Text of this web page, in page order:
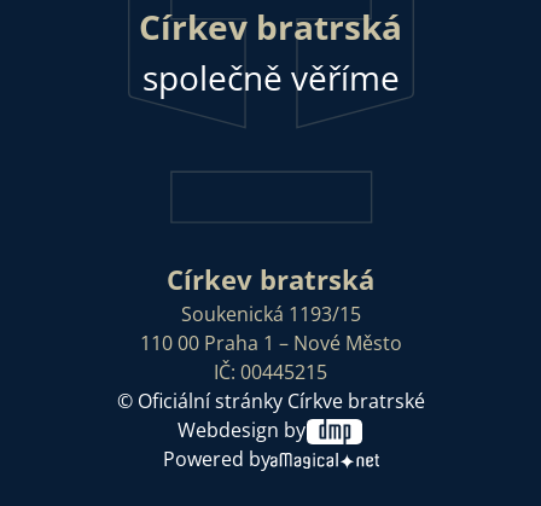
Církev bratrská
společně věříme
Církev bratrská
Soukenická 1193/15
110 00 Praha 1 – Nové Město
IČ: 00445215
© Oficiální stránky Církve bratrské
Webdesign by
Powered by